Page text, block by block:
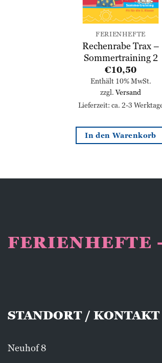
FERIENHEFTE
Rechenrabe Trax –
Sommertraining 2
€10,50
Enthält 10% MwSt.
zzgl.Versand
Lieferzeit: ca. 2-3
In den Warenkorb
FERIENHEFTE
STANDORT / KONTAKT
Neuhof 8